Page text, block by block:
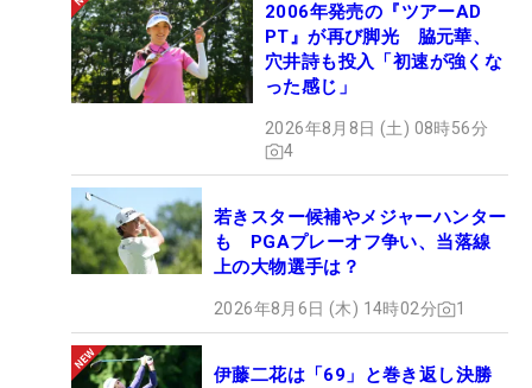
2006年発売の『ツアーAD
PT』が再び脚光 脇元華、
穴井詩も投入「初速が強くな
った感じ」
2026年8月8日 (土) 08時56分
4
若きスター候補やメジャーハンター
も PGAプレーオフ争い、当落線
上の大物選手は？
2026年8月6日 (木) 14時02分 1
伊藤二花は「69」と巻き返し決勝